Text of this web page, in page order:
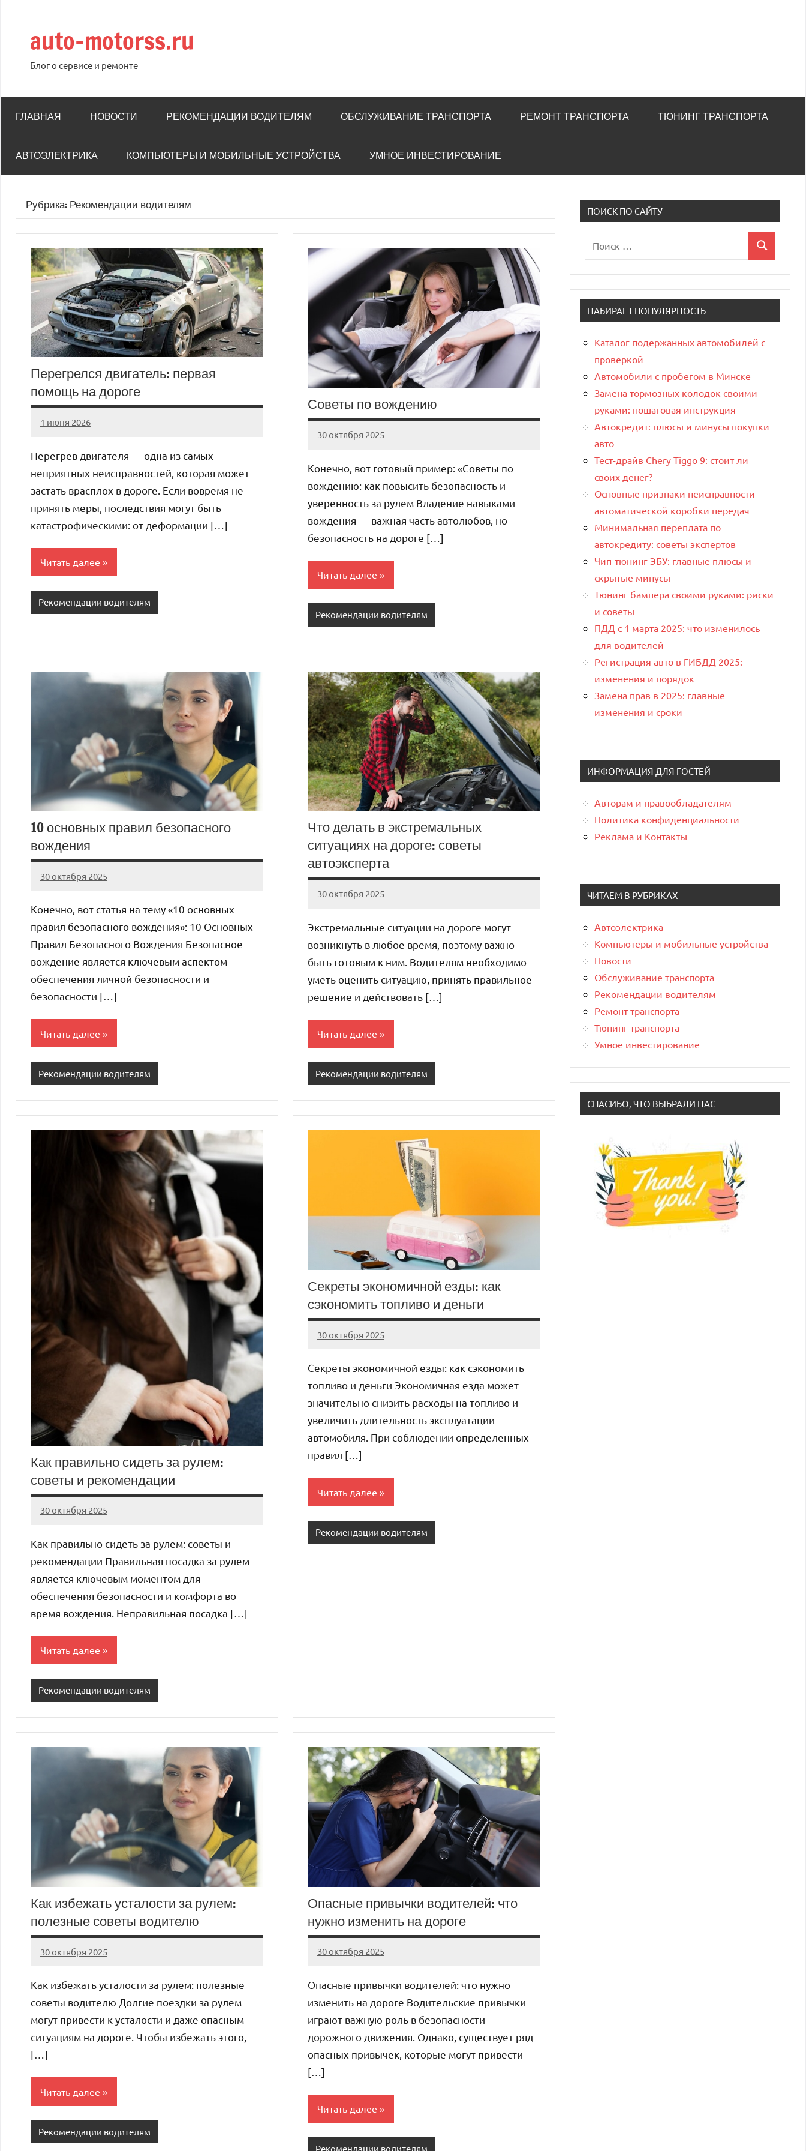
содержимому
auto-motorss.ru
Блог о сервисе и ремонте
ГЛАВНАЯ НОВОСТИ РЕКОМЕНДАЦИИ ВОДИТЕЛЯМ ОБСЛУЖИВАНИЕ ТРАНСПОРТА РЕМОНТ ТРАНСПОРТА ТЮНИНГ ТРАНСПОРТА
АВТОЭЛЕКТРИКА КОМПЬЮТЕРЫ И МОБИЛЬНЫЕ УСТРОЙСТВА УМНОЕ ИНВЕСТИРОВАНИЕ
Рубрика: Рекомендации водителям
Перегрелся двигатель: первая
помощь на дороге
1 июня 2026
auto_motorss
Нет
Перегрев двигателя — одна из самых
неприятных неисправностей, которая может
застать врасплох в дороге. Если вовремя не
принять меры, последствия могут быть
катастрофическими: от деформации […]
Читать далее
Рекомендации водителям
Советы по вождению
30 октября 2025
auto_motorss
Нет
Конечно, вот готовый пример: «Советы по
вождению: как повысить безопасность и
уверенность за рулем Владение навыками
вождения — важная часть автолюбов, но
безопасность на дороге […]
Читать далее
Рекомендации водителям
10 основных правил безопасного
вождения
30 октября 2025
auto_motorss
Нет
Конечно, вот статья на тему «10 основных
правил безопасного вождения»: 10 Основных
Правил Безопасного Вождения Безопасное
вождение является ключевым аспектом
обеспечения личной безопасности и
безопасности […]
Читать далее
Рекомендации водителям
Что делать в экстремальных
ситуациях на дороге: советы
автоэксперта
30 октября 2025
auto_motorss
Нет
Экстремальные ситуации на дороге могут
возникнуть в любое время, поэтому важно
быть готовым к ним. Водителям необходимо
уметь оценить ситуацию, принять правильное
решение и действовать […]
Читать далее
Рекомендации водителям
Как правильно сидеть за рулем:
советы и рекомендации
30 октября 2025
auto_motorss
Нет
Как правильно сидеть за рулем: советы и
рекомендации Правильная посадка за рулем
является ключевым моментом для
обеспечения безопасности и комфорта во
время вождения. Неправильная посадка […]
Читать далее
Рекомендации водителям
Секреты экономичной езды: как
сэкономить топливо и деньги
30 октября 2025
auto_motorss
Нет
Секреты экономичной езды: как сэкономить
топливо и деньги Экономичная езда может
значительно снизить расходы на топливо и
увеличить длительность эксплуатации
автомобиля. При соблюдении определенных
правил […]
Читать далее
Рекомендации водителям
Как избежать усталости за рулем:
полезные советы водителю
30 октября 2025
auto_motorss
Нет
Как избежать усталости за рулем: полезные
советы водителю Долгие поездки за рулем
могут привести к усталости и даже опасным
ситуациям на дороге. Чтобы избежать этого,
[…]
Читать далее
Рекомендации водителям
Опасные привычки водителей: что
нужно изменить на дороге
30 октября 2025
auto_motorss
Нет
Опасные привычки водителей: что нужно
изменить на дороге Водительские привычки
играют важную роль в безопасности
дорожного движения. Однако, существует ряд
опасных привычек, которые могут привести
[…]
Читать далее
Рекомендации водителям
ПОИСК ПО САЙТУ
для:
Поиск
НАБИРАЕТ ПОПУЛЯРНОСТЬ
Каталог подержанных автомобилей с
проверкой
Автомобили с пробегом в Минске
Замена тормозных колодок своими
руками: пошаговая инструкция
Автокредит: плюсы и минусы покупки
авто
Тест-драйв Chery Tiggo 9: стоит ли
своих денег?
Основные признаки неисправности
автоматической коробки передач
Минимальная переплата по
автокредиту: советы экспертов
Чип-тюнинг ЭБУ: главные плюсы и
скрытые минусы
Тюнинг бампера своими руками: риски
и советы
ПДД с 1 марта 2025: что изменилось
для водителей
Регистрация авто в ГИБДД 2025:
изменения и порядок
Замена прав в 2025: главные
изменения и сроки
ИНФОРМАЦИЯ ДЛЯ ГОСТЕЙ
Авторам и правообладателям
Политика конфиденциальности
Реклама и Контакты
ЧИТАЕМ В РУБРИКАХ
Автоэлектрика
Компьютеры и мобильные устройства
Новости
Обслуживание транспорта
Рекомендации водителям
Ремонт транспорта
Тюнинг транспорта
Умное инвестирование
СПАСИБО, ЧТО ВЫБРАЛИ НАС